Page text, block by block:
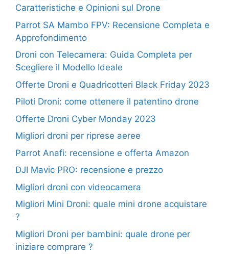
Caratteristiche e Opinioni sul Drone
Parrot SA Mambo FPV: Recensione Completa e
Approfondimento
Droni con Telecamera: Guida Completa per
Scegliere il Modello Ideale
Offerte Droni e Quadricotteri Black Friday 2023
Piloti Droni: come ottenere il patentino drone
Offerte Droni Cyber Monday 2023
Migliori droni per riprese aeree
Parrot Anafi: recensione e offerta Amazon
DJI Mavic PRO: recensione e prezzo
Migliori droni con videocamera
Migliori Mini Droni: quale mini drone acquistare
?
Migliori Droni per bambini: quale drone per
iniziare comprare ?